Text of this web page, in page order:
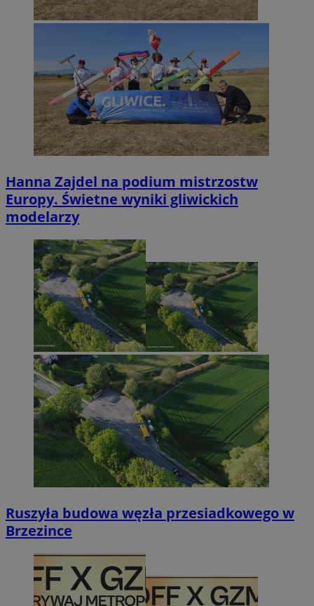
Hanna Zajdel na podium mistrzostw
Europy. Świetne wyniki gliwickich
modelarzy
Ruszyła budowa węzła przesiadkowego w
Brzezince